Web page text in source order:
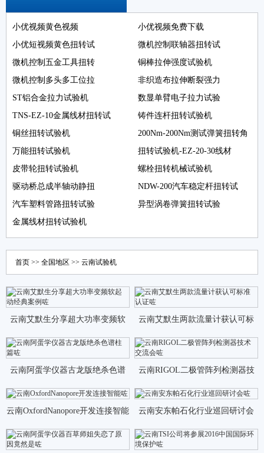
小优视频黄色视频
小优视频免费下载
小优短视频黄色扭转试
微机控制联轴器扭转试
微机控制五金工具扭转
铜棒拉伸强度试验机
微机控制多头多工位拉
非织造布拉伸断裂强力
ST铝合金拉力试验机
数显单臂电子拉力试验
TNS-EZ-10金属线材扭转试
铸件连杆扭转试验机
铜丝扭转试验机
200Nm-200Nm测试弹簧扭转角
万能扭转试验机
扭转试验机-EZ-20-30线材
皮带轮扭转试验机
螺栓扭转机械试验机
驱动桥总成半轴动静扭
NDW-200汽车稳定杆扭转试
汽车塑料管路扭转试验
异型涡卷弹簧扭转试验
金属线材扭转试验机
首页 >> 全国地区 >> 云南试验机
云南艾默生分享超大功率变频软
起动经典案例咗
云南艾默生两款流量计获认可标
准认证咗
云南阿蛋学仪器古龙版绝杀色谱
柱篇咗
云南RIGOL二极管阵列检测器技
术交流会咗
云南OxfordNanopore开发连接智能
咗
云南安东帕石化行业巡回研讨会
咗